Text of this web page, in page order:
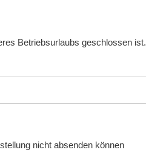
Betriebsurlaubs geschlossen ist.
nicht absenden können